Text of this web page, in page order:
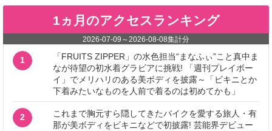
1ヵ月のアクセスランキング
2026-07-09 ～2026-08-08集計分
1
「FRUITS ZIPPER」の水色担当“まなふぃ”こと真中ま
なが待望の初水着グラビアに挑戦! 「週刊プレイボー
イ」でメリハリのある美ボディを披露～「ビキニとか
下着みたいなものを人前で着るのは初めてかも」
2
これまで胸元すら隠してきたバイクを愛する旅人・有
那が美ボディをビキニなどで初披露! 芸能界デビュー